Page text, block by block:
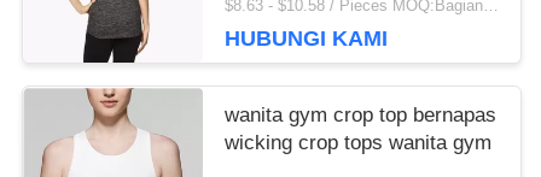
HUBUNGI KAMI
wanita gym crop top bernapas
wicking crop tops wanita gym